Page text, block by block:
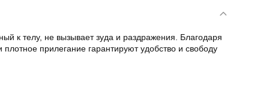
к телу, не вызывает зуда и раздражения. Благодаря
прилегание гарантируют удобство и свободу